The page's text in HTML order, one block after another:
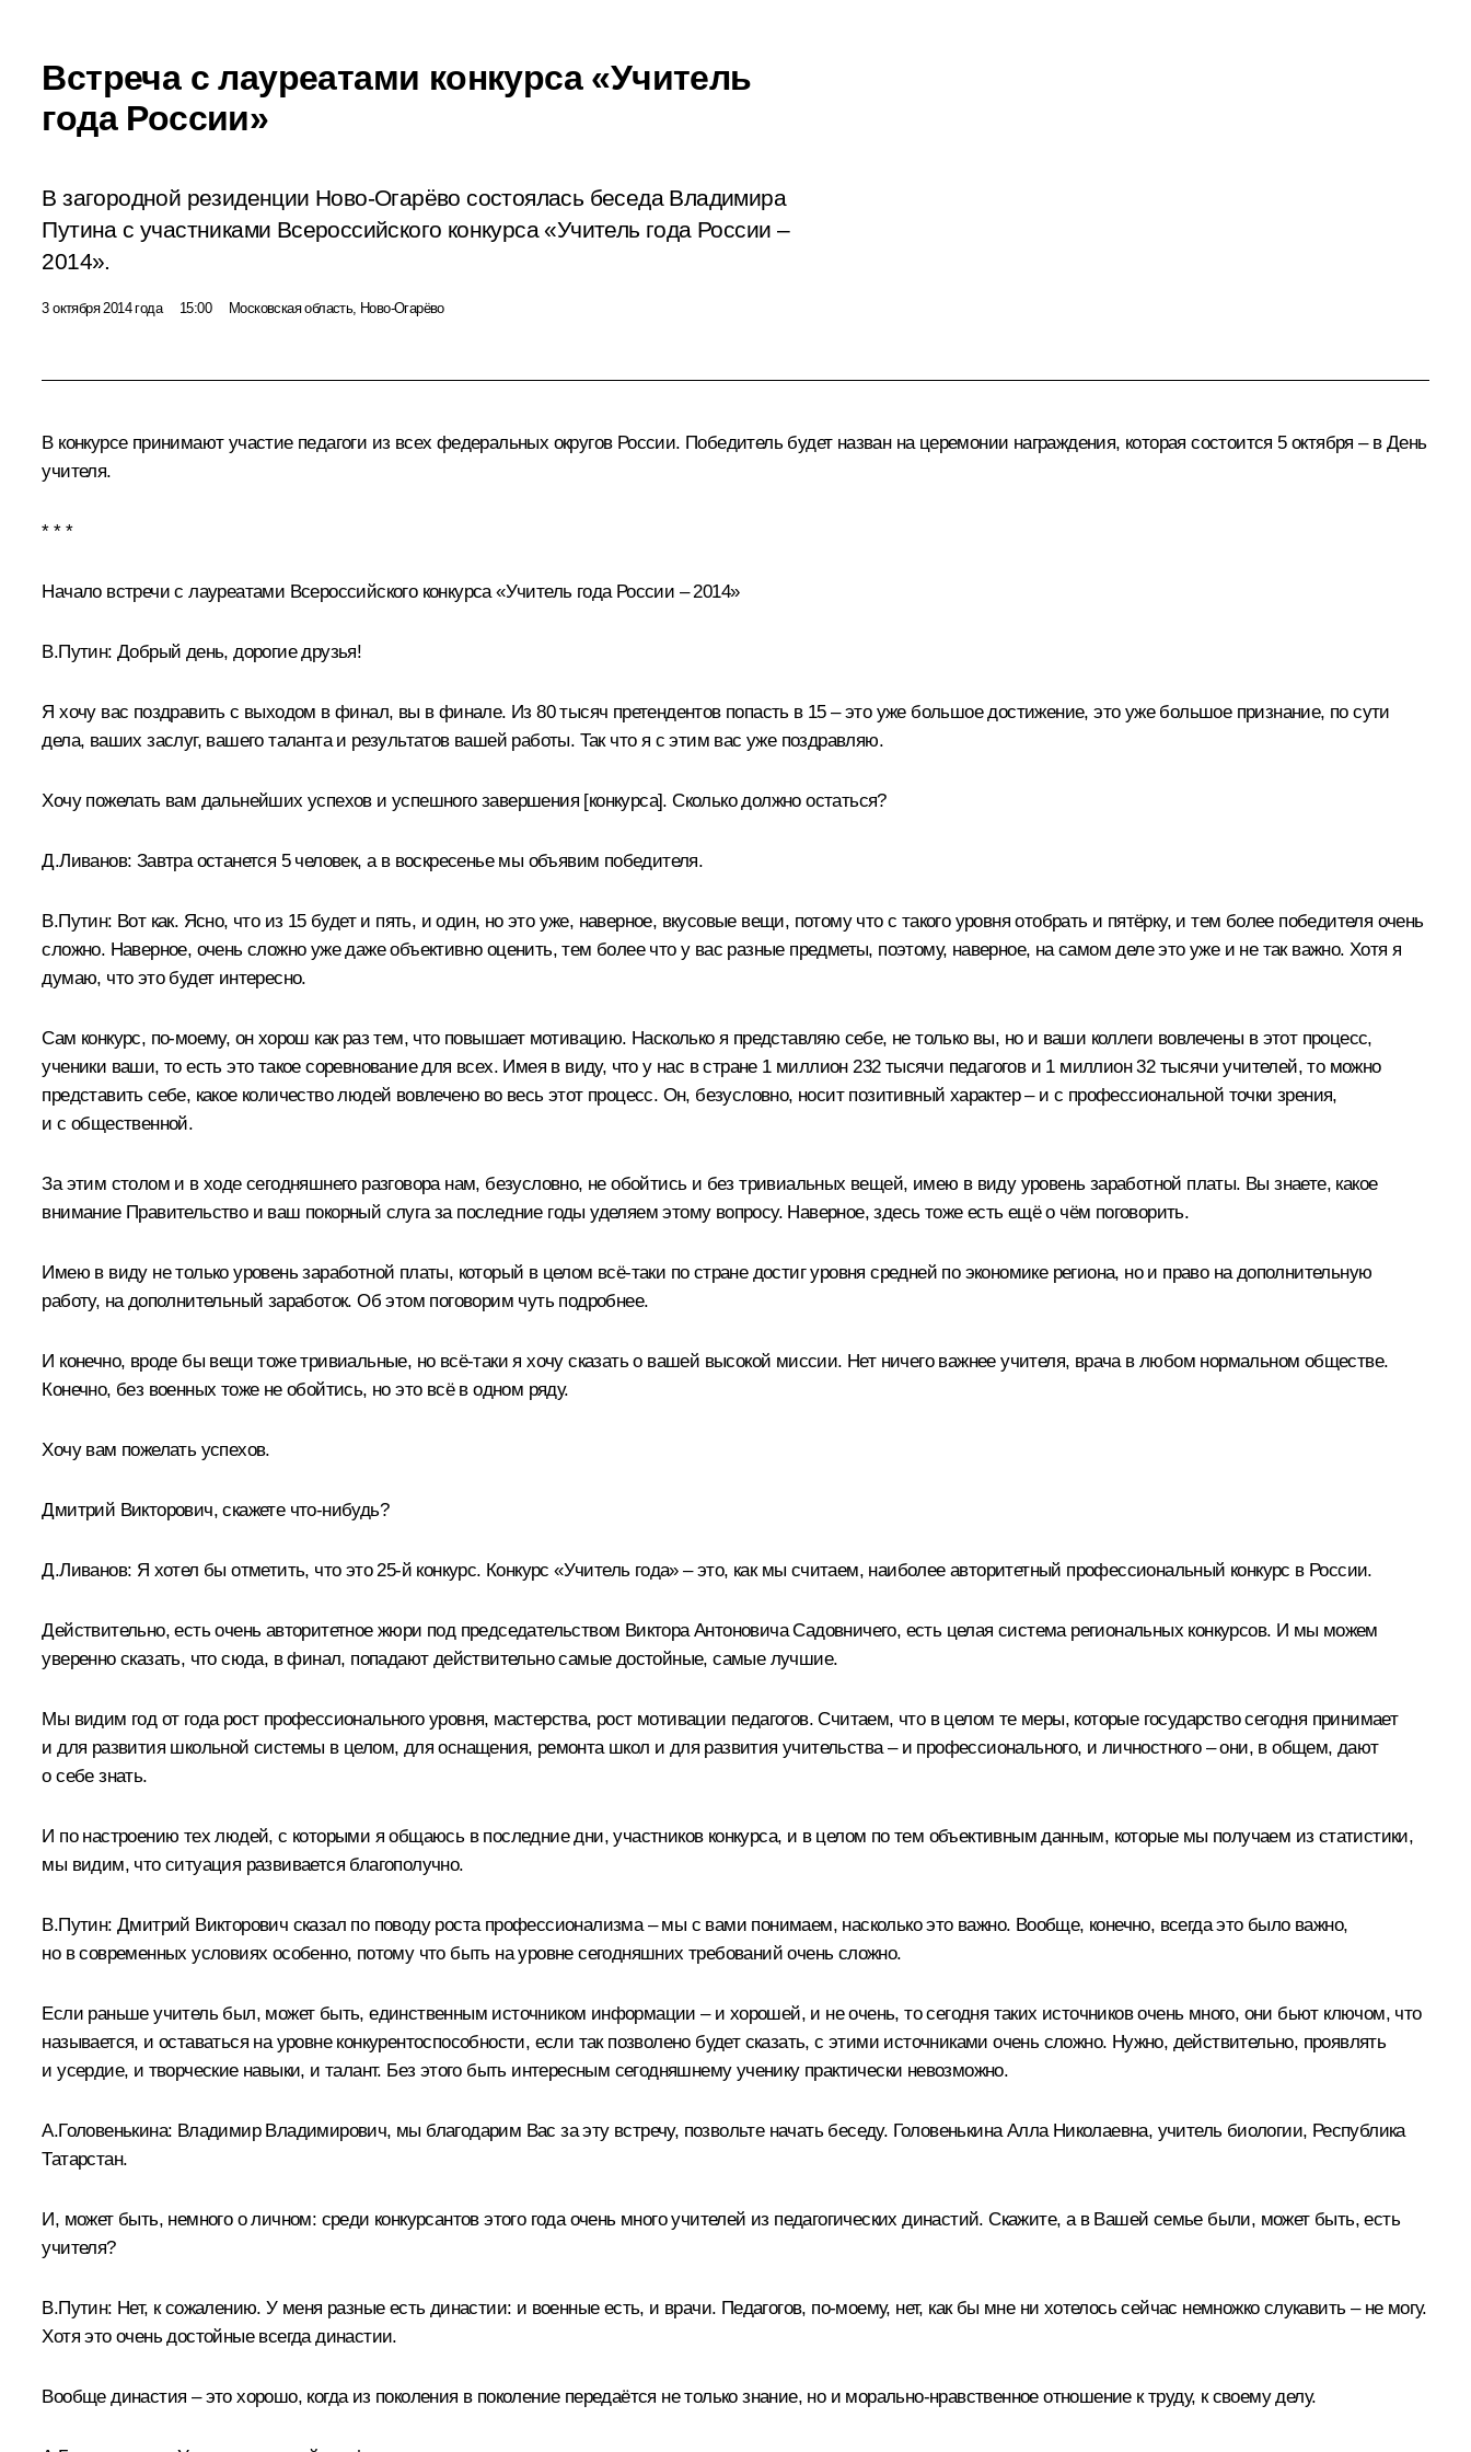
Встреча с лауреатами конкурса «Учитель
года России»
В загородной резиденции Ново-Огарёво состоялась беседа Владимира
Путина с участниками Всероссийского конкурса «Учитель года России –
2014».
3 октября 2014 года 15:00 Московская область, Ново-Огарёво
В конкурсе принимают участие педагоги из всех федеральных округов России. Победитель будет назван на церемонии награждения, которая состоится 5 октября – в День
учителя.
* * *
Начало встречи с лауреатами Всероссийского конкурса «Учитель года России – 2014»
В.Путин: Добрый день, дорогие друзья!
Я хочу вас поздравить с выходом в финал, вы в финале. Из 80 тысяч претендентов попасть в 15 – это уже большое достижение, это уже большое признание, по сути
дела, ваших заслуг, вашего таланта и результатов вашей работы. Так что я с этим вас уже поздравляю.
Хочу пожелать вам дальнейших успехов и успешного завершения [конкурса]. Сколько должно остаться?
Д.Ливанов: Завтра останется 5 человек, а в воскресенье мы объявим победителя.
В.Путин: Вот как. Ясно, что из 15 будет и пять, и один, но это уже, наверное, вкусовые вещи, потому что с такого уровня отобрать и пятёрку, и тем более победителя очень
сложно. Наверное, очень сложно уже даже объективно оценить, тем более что у вас разные предметы, поэтому, наверное, на самом деле это уже и не так важно. Хотя я
думаю, что это будет интересно.
Сам конкурс, по‑моему, он хорош как раз тем, что повышает мотивацию. Насколько я представляю себе, не только вы, но и ваши коллеги вовлечены в этот процесс,
ученики ваши, то есть это такое соревнование для всех. Имея в виду, что у нас в стране 1 миллион 232 тысячи педагогов и 1 миллион 32 тысячи учителей, то можно
представить себе, какое количество людей вовлечено во весь этот процесс. Он, безусловно, носит позитивный характер – и с профессиональной точки зрения,
и с общественной.
За этим столом и в ходе сегодняшнего разговора нам, безусловно, не обойтись и без тривиальных вещей, имею в виду уровень заработной платы. Вы знаете, какое
внимание Правительство и ваш покорный слуга за последние годы уделяем этому вопросу. Наверное, здесь тоже есть ещё о чём поговорить.
Имею в виду не только уровень заработной платы, который в целом всё‑таки по стране достиг уровня средней по экономике региона, но и право на дополнительную
работу, на дополнительный заработок. Об этом поговорим чуть подробнее.
И конечно, вроде бы вещи тоже тривиальные, но всё‑таки я хочу сказать о вашей высокой миссии. Нет ничего важнее учителя, врача в любом нормальном обществе.
Конечно, без военных тоже не обойтись, но это всё в одном ряду.
Хочу вам пожелать успехов.
Дмитрий Викторович, скажете что‑нибудь?
Д.Ливанов: Я хотел бы отметить, что это 25-й конкурс. Конкурс «Учитель года» – это, как мы считаем, наиболее авторитетный профессиональный конкурс в России.
Действительно, есть очень авторитетное жюри под председательством Виктора Антоновича Садовничего, есть целая система региональных конкурсов. И мы можем
уверенно сказать, что сюда, в финал, попадают действительно самые достойные, самые лучшие.
Мы видим год от года рост профессионального уровня, мастерства, рост мотивации педагогов. Считаем, что в целом те меры, которые государство сегодня принимает
и для развития школьной системы в целом, для оснащения, ремонта школ и для развития учительства – и профессионального, и личностного – они, в общем, дают
о себе знать.
И по настроению тех людей, с которыми я общаюсь в последние дни, участников конкурса, и в целом по тем объективным данным, которые мы получаем из статистики,
мы видим, что ситуация развивается благополучно.
В.Путин: Дмитрий Викторович сказал по поводу роста профессионализма – мы с вами понимаем, насколько это важно. Вообще, конечно, всегда это было важно,
но в современных условиях особенно, потому что быть на уровне сегодняшних требований очень сложно.
Если раньше учитель был, может быть, единственным источником информации – и хорошей, и не очень, то сегодня таких источников очень много, они бьют ключом, что
называется, и оставаться на уровне конкурентоспособности, если так позволено будет сказать, с этими источниками очень сложно. Нужно, действительно, проявлять
и усердие, и творческие навыки, и талант. Без этого быть интересным сегодняшнему ученику практически невозможно.
А.Головенькина: Владимир Владимирович, мы благодарим Вас за эту встречу, позвольте начать беседу. Головенькина Алла Николаевна, учитель биологии, Республика
Татарстан.
И, может быть, немного о личном: среди конкурсантов этого года очень много учителей из педагогических династий. Скажите, а в Вашей семье были, может быть, есть
учителя?
В.Путин: Нет, к сожалению. У меня разные есть династии: и военные есть, и врачи. Педагогов, по‑моему, нет, как бы мне ни хотелось сейчас немножко слукавить – не могу.
Хотя это очень достойные всегда династии.
Вообще династия – это хорошо, когда из поколения в поколение передаётся не только знание, но и морально-нравственное отношение к труду, к своему делу.